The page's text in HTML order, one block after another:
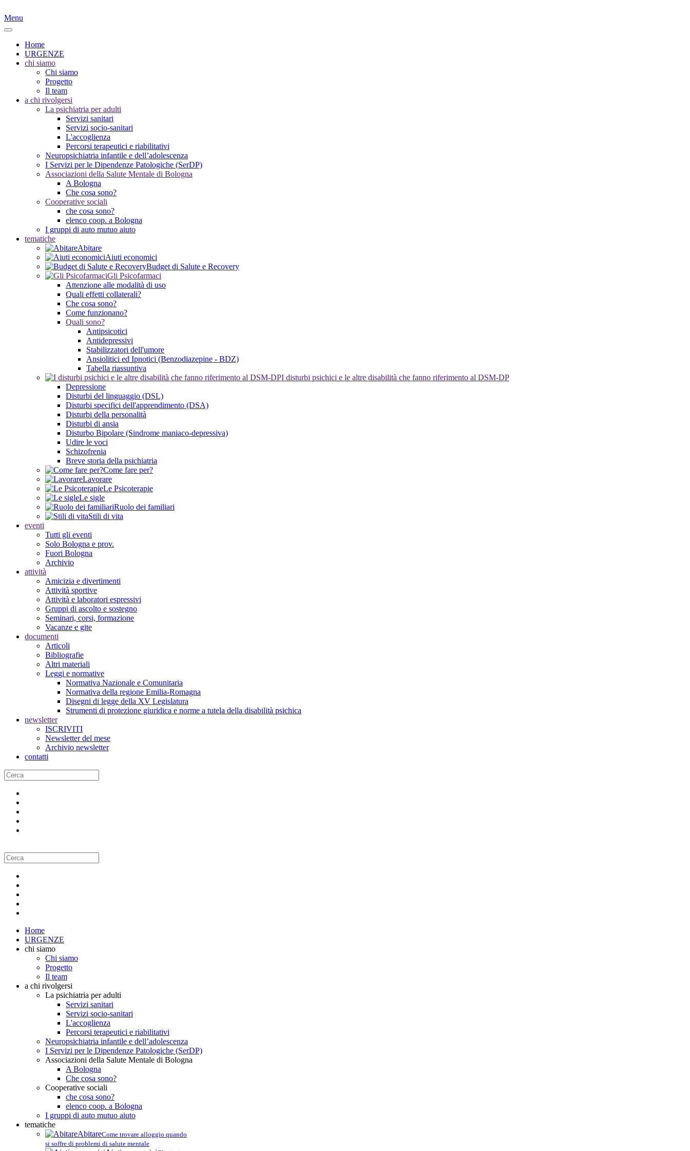
Menu
Home
URGENZE
chi siamo
Chi siamo
Progetto
Il team
a chi rivolgersi
La psichiatria per adulti
Servizi sanitari
Servizi socio-sanitari
L'accoglienza
Percorsi terapeutici e riabilitativi
Neuropsichiatria infantile e dell’adolescenza
I Servizi per le Dipendenze Patologiche (SerDP)
Associazioni della Salute Mentale di Bologna
A Bologna
Che cosa sono?
Cooperative sociali
che cosa sono?
elenco coop. a Bologna
I gruppi di auto mutuo aiuto
tematiche
Abitare
Aiuti economici
Budget di Salute e Recovery
Gli Psicofarmaci
Attenzione alle modalità di uso
Quali effetti collaterali?
Che cosa sono?
Come funzionano?
Quali sono?
Antipsicotici
Antidepressivi
Stabilizzatori dell'umore
Ansiolitici ed Ipnotici (Benzodiazepine - BDZ)
Tabella riassuntiva
I disturbi psichici e le altre disabilità che fanno riferimento al DSM-DP
Depressione
Disturbi del linguaggio (DSL)
Disturbi specifici dell'apprendimento (DSA)
Disturbi della personalità
Disturbi di ansia
Disturbo Bipolare (Sindrome maniaco-depressiva)
Udire le voci
Schizofrenia
Breve storia della psichiatria
Come fare per?
Lavorare
Le Psicoterapie
Le sigle
Ruolo dei familiari
Stili di vita
eventi
Tutti gli eventi
Solo Bologna e prov.
Fuori Bologna
Archivio
attività
Amicizia e divertimenti
Attività sportive
Attività e laboratori espressivi
Gruppi di ascolto e sostegno
Seminari, corsi, formazione
Vacanze e gite
documenti
Articoli
Bibliografie
Altri materiali
Leggi e normative
Normativa Nazionale e Comunitaria
Normativa della regione Emilia-Romagna
Disegni di legge della XV Legislatura
Strumenti di protezione giuridica e norme a tutela della disabilità psichica
newsletter
ISCRIVITI
Newsletter del mese
Archivio newsletter
contatti
Home
URGENZE
chi siamo
Chi siamo
Progetto
Il team
a chi rivolgersi
La psichiatria per adulti
Servizi sanitari
Servizi socio-sanitari
L'accoglienza
Percorsi terapeutici e riabilitativi
Neuropsichiatria infantile e dell’adolescenza
I Servizi per le Dipendenze Patologiche (SerDP)
Associazioni della Salute Mentale di Bologna
A Bologna
Che cosa sono?
Cooperative sociali
che cosa sono?
elenco coop. a Bologna
I gruppi di auto mutuo aiuto
tematiche
AbitareCome trovare alloggio quando
si soffre di problemi di salute mentale